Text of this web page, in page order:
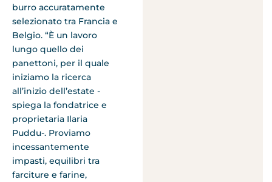
burro accuratamente
selezionato tra Francia e
Belgio. “È un lavoro
lungo quello dei
panettoni, per il quale
iniziamo la ricerca
all’inizio dell’estate -
spiega la fondatrice e
proprietaria Ilaria
Puddu-. Proviamo
incessantemente
impasti, equilibri tra
farciture e farine,